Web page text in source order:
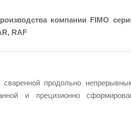
компании FIMO
RAF
сваренной продольно
и прецизионно